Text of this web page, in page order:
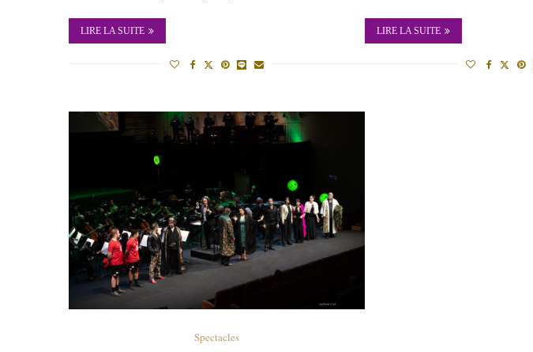
LIRE LA SUITE LIRE LA SUITE
Spectacles